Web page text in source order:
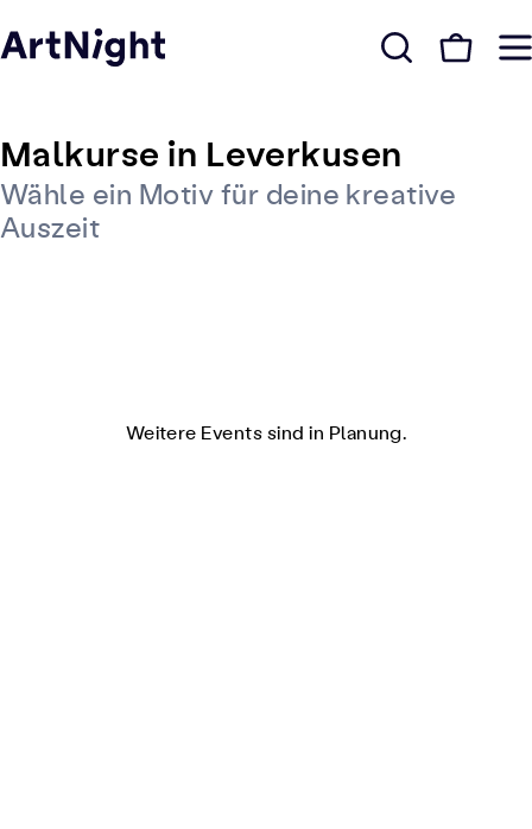
Malkurse in Leverkusen
Wähle ein Motiv für deine kreative
Auszeit
Weitere Events sind in Planung.